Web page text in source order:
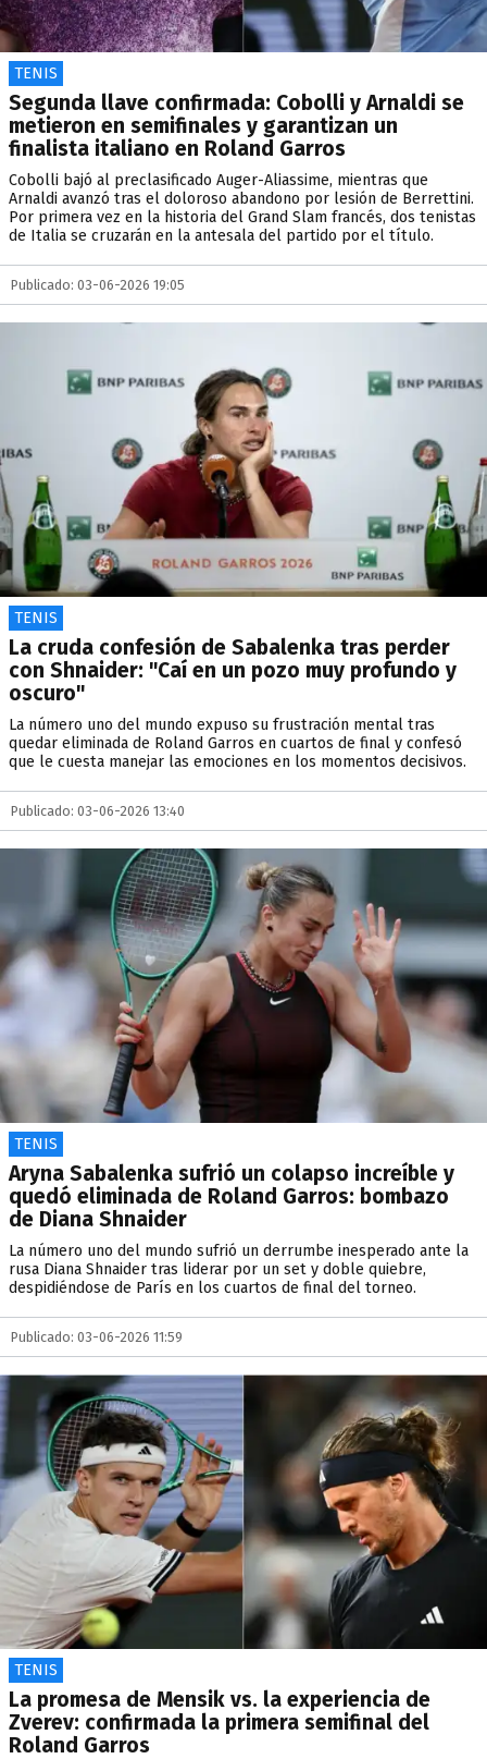
TENIS
Segunda llave confirmada: Cobolli y Arnaldi se
metieron en semifinales y garantizan un
finalista italiano en Roland Garros
Cobolli bajó al preclasificado Auger-Aliassime, mientras que
Arnaldi avanzó tras el doloroso abandono por lesión de Berrettini.
Por primera vez en la historia del Grand Slam francés, dos tenistas
de Italia se cruzarán en la antesala del partido por el título.
Publicado: 03-06-2026 19:05
TENIS
La cruda confesión de Sabalenka tras perder
con Shnaider: "Caí en un pozo muy profundo y
oscuro"
La número uno del mundo expuso su frustración mental tras
quedar eliminada de Roland Garros en cuartos de final y confesó
que le cuesta manejar las emociones en los momentos decisivos.
Publicado: 03-06-2026 13:40
TENIS
Aryna Sabalenka sufrió un colapso increíble y
quedó eliminada de Roland Garros: bombazo
de Diana Shnaider
La número uno del mundo sufrió un derrumbe inesperado ante la
rusa Diana Shnaider tras liderar por un set y doble quiebre,
despidiéndose de París en los cuartos de final del torneo.
Publicado: 03-06-2026 11:59
TENIS
La promesa de Mensik vs. la experiencia de
Zverev: confirmada la primera semifinal del
Roland Garros